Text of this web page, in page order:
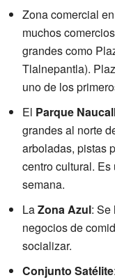
Zona comercial
muchos
grandes como
Tlalnepantla).
uno de los
El Parque
grandes al norte
arboladas, pistas
centro cultural.
semana.
LaZona Azul: Se
negocios de
socializar.
Conjunto Satélite